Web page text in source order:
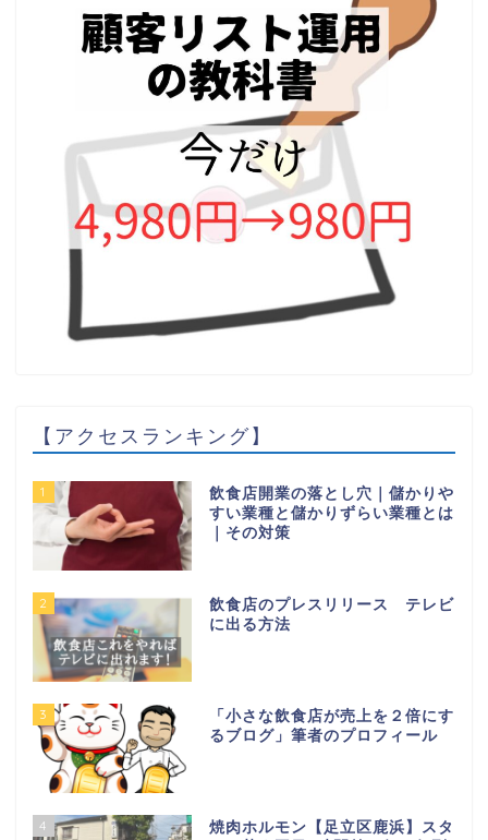
【アクセスランキング】
1
飲食店開業の落とし穴｜儲かりや
すい業種と儲かりずらい業種とは
｜その対策
2
飲食店のプレスリリース テレビ
に出る方法
3
「小さな飲食店が売上を２倍にす
るブログ」筆者のプロフィール
4
焼肉ホルモン【足立区鹿浜】スタ